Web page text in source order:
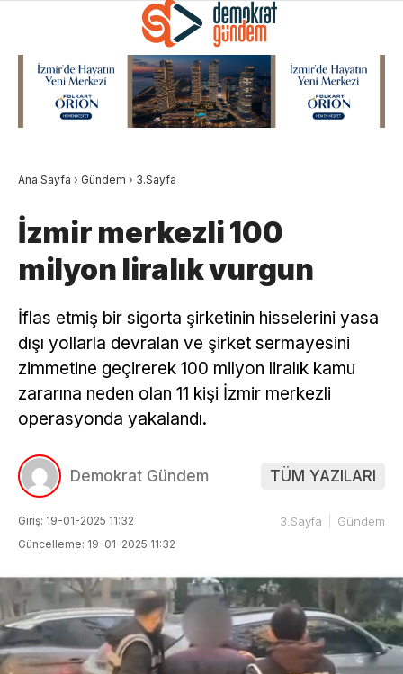
Ana Sayfa › Gündem › 3.Sayfa
İzmir merkezli 100
milyon liralık vurgun
İflas etmiş bir sigorta şirketinin hisselerini yasa
dışı yollarla devralan ve şirket sermayesini
zimmetine geçirerek 100 milyon liralık kamu
zararına neden olan 11 kişi İzmir merkezli
operasyonda yakalandı.
Demokrat Gündem TÜM YAZILARI
Giriş: 19-01-2025 11:32
Güncelleme: 19-01-2025 11:32
3.Sayfa Gündem